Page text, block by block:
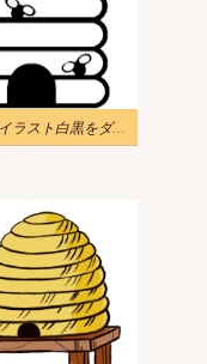
蜂の巣のイラスト白黒をダウンロード